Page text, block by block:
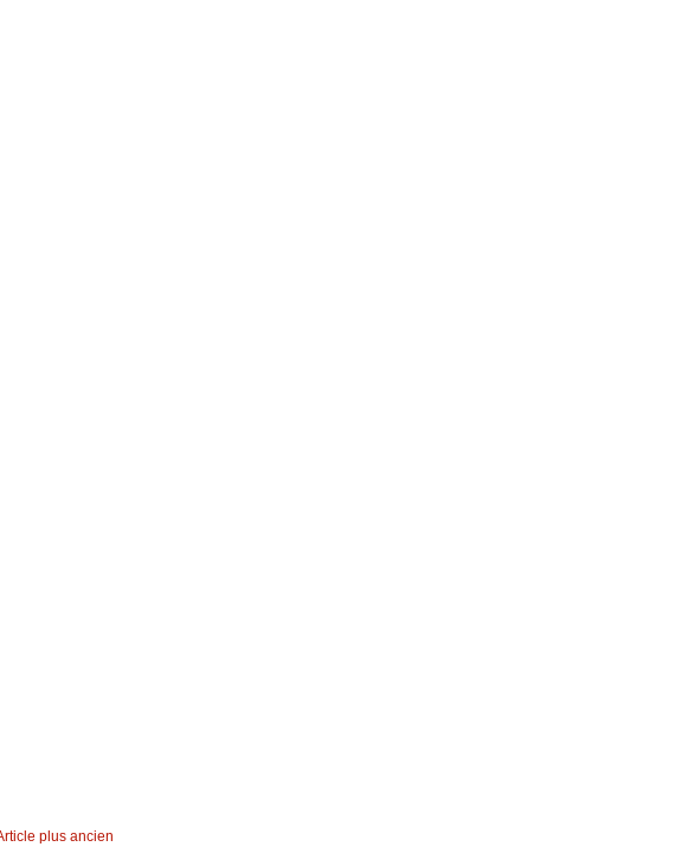
plus ancien